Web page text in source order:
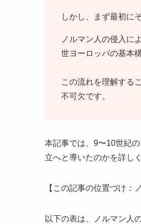
しかし、まず最初に
ノルマン人の侵入に
世ヨーロッパの基本
この流れを理解する
不可欠です。
本記事では、9〜10世紀
立へと導いたのかを詳し
【この記事の位置づけ：
以下の表は、ノルマン人